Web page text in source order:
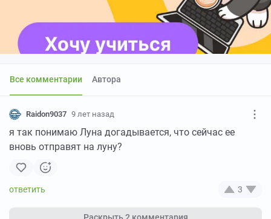
Все комментарии Автора
Raidon9037 9 лет назад
я так понимаю Луна догадывается, что сейчас ее
вновь отправят на луну?
3